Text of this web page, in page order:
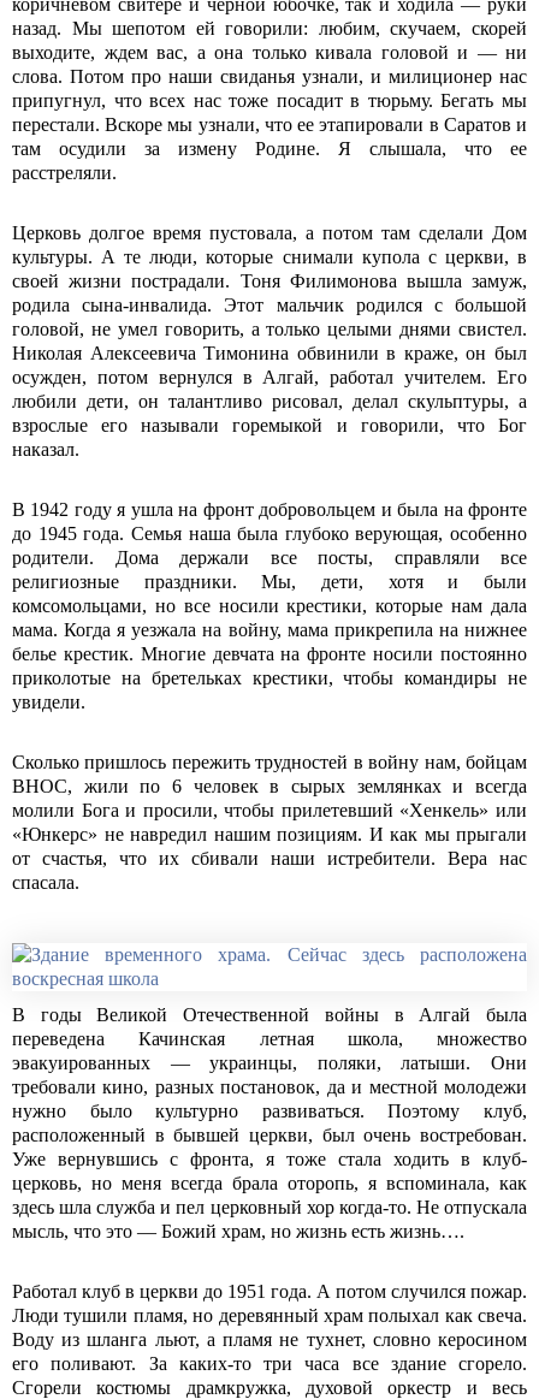
коричневом свитере и черной юбочке, так и ходила — руки
назад. Мы шепотом ей говорили: любим, скучаем, скорей
выходите, ждем вас, а она только кивала головой и — ни
слова. Потом про наши свиданья узнали, и милиционер нас
припугнул, что всех нас тоже посадит в тюрьму. Бегать мы
перестали. Вскоре мы узнали, что ее этапировали в Саратов и
там осудили за измену Родине. Я слышала, что ее
расстреляли.
Церковь долгое время пустовала, а потом там сделали Дом
культуры. А те люди, которые снимали купола с церкви, в
своей жизни пострадали. Тоня Филимонова вышла замуж,
родила сына-инвалида. Этот мальчик родился с большой
головой, не умел говорить, а только целыми днями свистел.
Николая Алексеевича Тимонина обвинили в краже, он был
осужден, потом вернулся в Алгай, работал учителем. Его
любили дети, он талантливо рисовал, делал скульптуры, а
взрослые его называли горемыкой и говорили, что Бог
наказал.
В 1942 году я ушла на фронт добровольцем и была на фронте
до 1945 года. Семья наша была глубоко верующая, особенно
родители. Дома держали все посты, справляли все
религиозные праздники. Мы, дети, хотя и были
комсомольцами, но все носили крестики, которые нам дала
мама. Когда я уезжала на войну, мама прикрепила на нижнее
белье крестик. Многие девчата на фронте носили постоянно
приколотые на бретельках крестики, чтобы командиры не
увидели.
Сколько пришлось пережить трудностей в войну нам, бойцам
ВНОС, жили по 6 человек в сырых землянках и всегда
молили Бога и просили, чтобы прилетевший «Хенкель» или
«Юнкерс» не навредил нашим позициям. И как мы прыгали
от счастья, что их сбивали наши истребители. Вера нас
спасала.
В годы Великой Отечественной войны в Алгай была
переведена Качинская летная школа, множество
эвакуированных — украинцы, поляки, латыши. Они
требовали кино, разных постановок, да и местной молодежи
нужно было культурно развиваться. Поэтому клуб,
расположенный в бывшей церкви, был очень востребован.
Уже вернувшись с фронта, я тоже стала ходить в клуб-
церковь, но меня всегда брала оторопь, я вспоминала, как
здесь шла служба и пел церковный хор когда-то. Не отпускала
мысль, что это — Божий храм, но жизнь есть жизнь….
Работал клуб в церкви до 1951 года. А потом случился пожар.
Люди тушили пламя, но деревянный храм полыхал как свеча.
Воду из шланга льют, а пламя не тухнет, словно керосином
его поливают. За каких-то три часа все здание сгорело.
Сгорели костюмы драмкружка, духовой оркестр и весь